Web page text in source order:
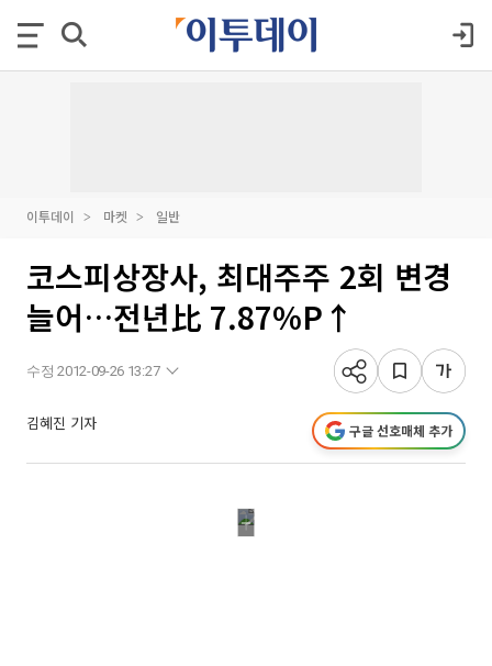
이투데이 마켓 일반
코스피상장사, 최대주주 2회 변경
늘어…전년比 7.87%P↑
수정 2012-09-26 13:27
김혜진 기자 구글 선호매체 추가